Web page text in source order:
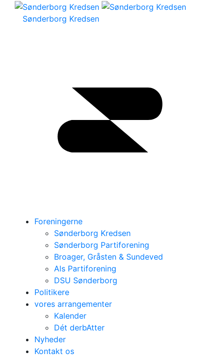
Sønderborg Kredsen
Foreningerne
Sønderborg Kredsen
Sønderborg Partiforening
Broager, Gråsten & Sundeved
Als Partiforening
DSU Sønderborg
Politikere
vores arrangementer
Kalender
Dét derbAtter
Nyheder
Kontakt os